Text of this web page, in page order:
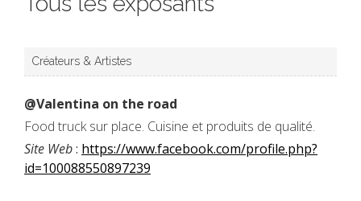
Créateurs & Artistes
@Valentina on the road
Food truck sur place. Cuisine et produits de qualité.
Site Web: https://www.facebook.com/profile.php?
id=100088550897239